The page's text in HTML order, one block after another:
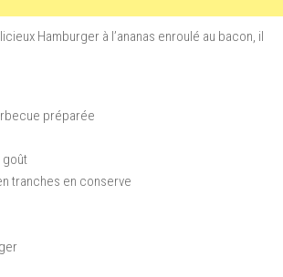
Hamburger à l’ananas enroulé au bacon, il
préparée
goût
tranches en conserve